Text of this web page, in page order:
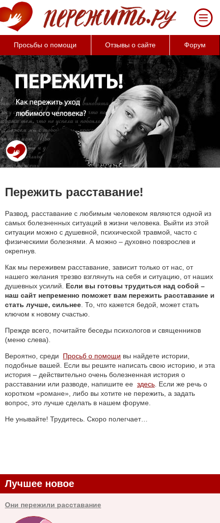
За 50 минут Вы можете оценить
тяжесть своего состояния и его
психологические причины (бесплатно)
Просьбы о помощи Отзывы о сайте Форум
Пережить расставание!
Развод, расставание с любимым человеком являются одной из
самых болезненных ситуаций в жизни человека. Выйти из этой
ситуации можно с душевной, психической травмой, часто с
физическими болезнями. А можно – духовно повзрослев и
окрепнув.
Как мы переживем расставание, зависит только от нас, от
нашего желания трезво взглянуть на себя и ситуацию, от наших
душевных усилий. Если вы готовы трудиться над собой –
наш сайт непременно поможет вам пережить расставание и
стать лучше, сильнее . То, что кажется бедой, может стать
ключом к новому счастью.
Прежде всего, почитайте беседы психологов и священников
(меню слева).
Вероятно, среди Просьб о помощи вы найдете истории,
подобные вашей. Если вы решите написать свою историю, и эта
история – действительно очень болезненная история о
расставании или разводе, напишите ее здесь . Если же речь о
коротком «романе», либо вы хотите не пережить, а задать
вопрос, это лучше сделать в нашем форуме.
Не унывайте! Трудитесь. Скоро полегчает…
Лучшее новое
Они пережили расставание